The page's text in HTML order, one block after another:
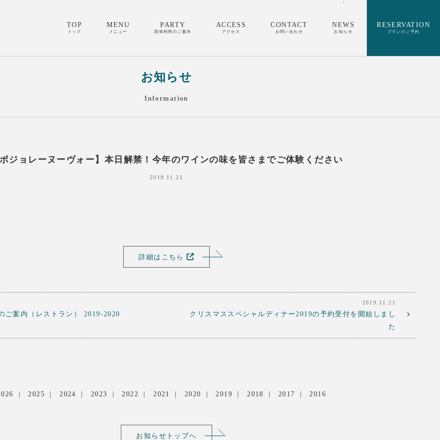
TOP
トップ
MENU
メニュー
PARTY
団体利用のご案内
ACCESS
アクセス
CONTACT
お問い合わせ
NEWS
お知らせ
RESERVATION
プランのご予約
お知らせ
Information
ジョレーヌーヴォー】本日解禁！今年のワインの味を皆さまでご体験ください
2019.11.21
詳細はこちら
ご案内（レストラン） 2019-2020
2019.11.21
クリスマススペシャルディナー2019の予約受付を開始しまし
た
2025 2024 2023 2022 2021 2020 2019 2018 2017 2016
お知らせトップへ